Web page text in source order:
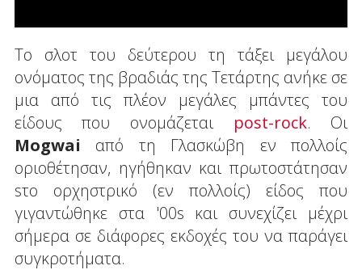
Το σλοτ του δεύτερου τη τάξει μεγάλου
ονόματος της βραδιάς της Τετάρτης ανήκε σε
μια από τις πλέον μεγάλες μπάντες του
είδους που ονομάζεται post-rock. Οι
Mogwai από τη Γλασκώβη εν πολλοίς
οριοθέτησαν, ηγήθηκαν και πρωτοστάτησαν
sτο ορχηστρικό (εν πολλοίς) είδος που
γιγαντώθηκε στα '00s και συνεχίζει μέχρι
σήμερα σε διάφορες εκδοχές του να παράγει
συγκροτήματα.